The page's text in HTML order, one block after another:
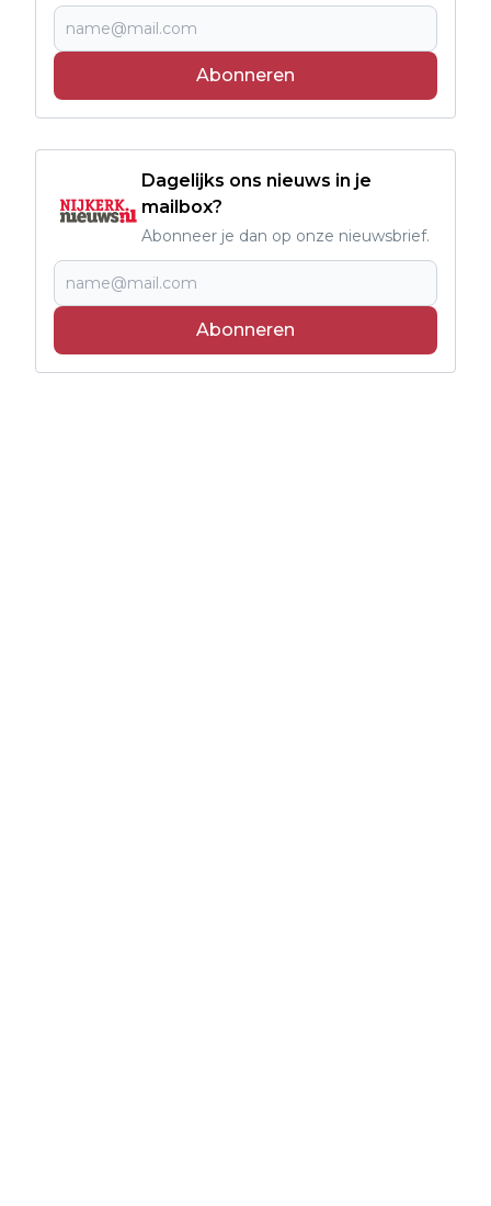
Abonneren
Dagelijks ons nieuws in je
mailbox?
Abonneer je dan op onze nieuwsbrief.
Abonneren